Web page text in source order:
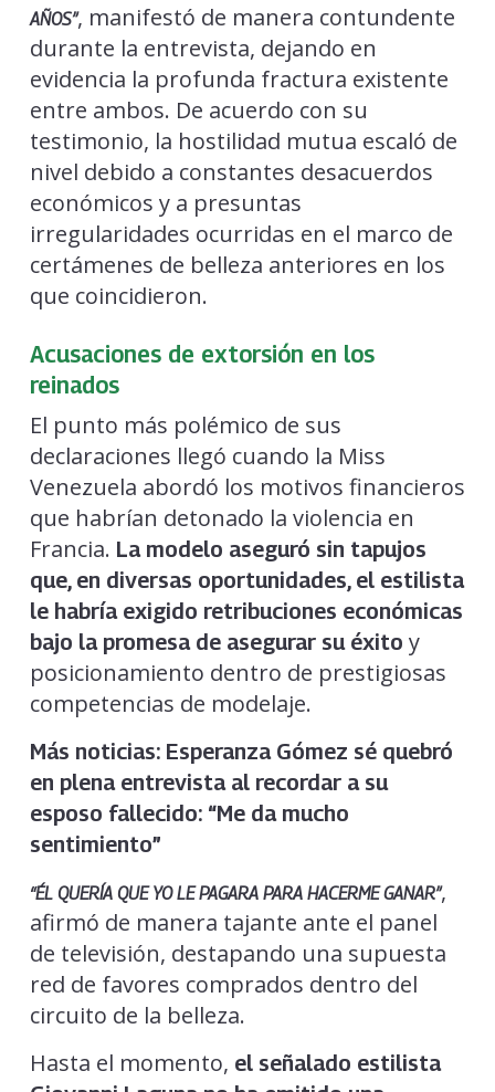
AÑOS”, manifestó de manera contundente
durante la entrevista, dejando en
evidencia la profunda fractura existente
entre ambos. De acuerdo con su
testimonio, la hostilidad mutua escaló de
nivel debido a constantes desacuerdos
económicos y a presuntas
irregularidades ocurridas en el marco de
certámenes de belleza anteriores en los
que coincidieron.
Acusaciones de extorsión en los
reinados
El punto más polémico de sus
declaraciones llegó cuando la Miss
Venezuela abordó los motivos financieros
que habrían detonado la violencia en
Francia. La modelo aseguró sin tapujos
que, en diversas oportunidades, el estilista
le habría exigido retribuciones económicas
bajo la promesa de asegurar su éxito y
posicionamiento dentro de prestigiosas
competencias de modelaje.
Más noticias: Esperanza Gómez sé quebró
en plena entrevista al recordar a su
esposo fallecido: “Me da mucho
sentimiento”
“ÉL QUERÍA QUE YO LE PAGARA PARA HACERME GANAR”,
afirmó de manera tajante ante el panel
de televisión, destapando una supuesta
red de favores comprados dentro del
circuito de la belleza.
Hasta el momento, el señalado estilista